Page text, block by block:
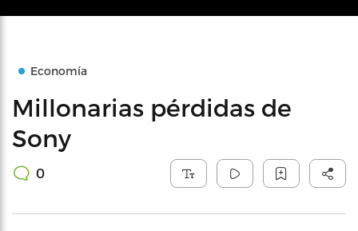
Economía
Millonarias pérdidas de
Sony
0